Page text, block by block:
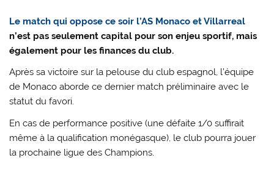
Le match qui oppose ce soir l’AS Monaco et Villarreal
n’est pas seulement capital pour son enjeu sportif, mais
également pour les finances du club.
Après sa victoire sur la pelouse du club espagnol, l’équipe
de Monaco aborde ce dernier match préliminaire avec le
statut du favori.
En cas de performance positive (une défaite 1/0 suffirait
même à la qualification monégasque), le club pourra jouer
la prochaine ligue des Champions.